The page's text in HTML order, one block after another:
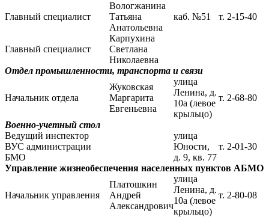
каб. №51 т. 2-15-40
Главный специалист
Вологжанина
Татьяна
Анатольевна
Главный специалист
Карпухина
Светлана
Николаевна
Отдел промышленности, транспорта и связи
Начальник отдела
Жуковская
Маргарита
Евгеньевна
улица
Ленина, д.
10а (левое
крыльцо)
т. 2-68-80
Военно-учетный стол
Ведущий инспектор
ВУС администрации
БМО
улица
Юности,
д. 9, кв. 77
т. 2-01-30
Управление жизнеобеспечения населенных пунктов АБМО
Начальник управления
Платошкин
Андрей
Александрович
улица
Ленина, д.
10а (левое
крыльцо)
т. 2-80-08